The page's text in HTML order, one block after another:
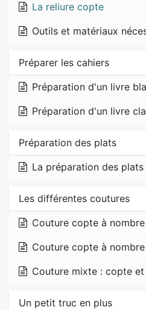
La reliure copte
Outils et matériaux
Préparer les cahiers
Préparation d'un livre
Préparation d'un livre
Préparation des plats
La préparation des plats
Les différentes coutures
Couture copte à
Couture copte à
Couture mixte : copte
Un petit truc en plus